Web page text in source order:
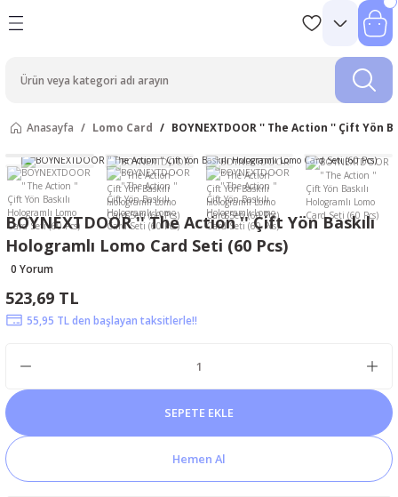
Anasayfa Lomo Card BOYNEXTDOOR '' The Action '' Çift Yön
BOYNEXTDOOR '' The Action '' Çift Yön Baskılı
Hologramlı Lomo Card Seti (60 Pcs)
0 Yorum
523,69 TL
55,95 TL den başlayan taksitlerle!!
SEPETE EKLE
Hemen Al